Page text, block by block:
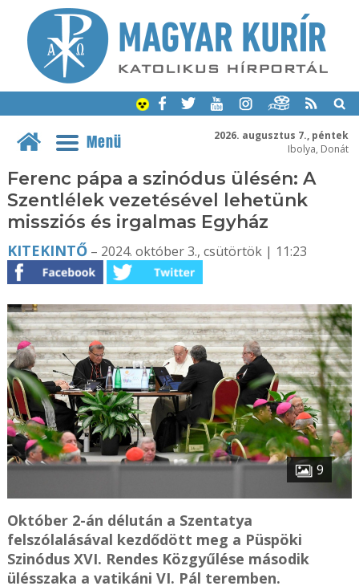
2026. augusztus 7., péntek
Ibolya, Donát
Menü
Ferenc pápa a szinódus ülésén: A
Szentlélek vezetésével lehetünk
missziós és irgalmas Egyház
KITEKINTŐ– 2024. október 3., csütörtök | 11:23
9
Október 2-án délután a Szentatya
felszólalásával kezdődött meg a Püspöki
Szinódus XVI. Rendes Közgyűlése második
ülésszaka a vatikáni VI. Pál teremben.